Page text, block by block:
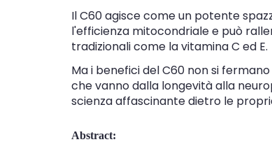
Il C60 agisce come un potente
l'efficienza mitocondriale e può
tradizionali come la vitamina C ed E.
Ma i benefici del C60 non si
che vanno dalla longevità alla
scienza affascinante dietro le
Abstract: